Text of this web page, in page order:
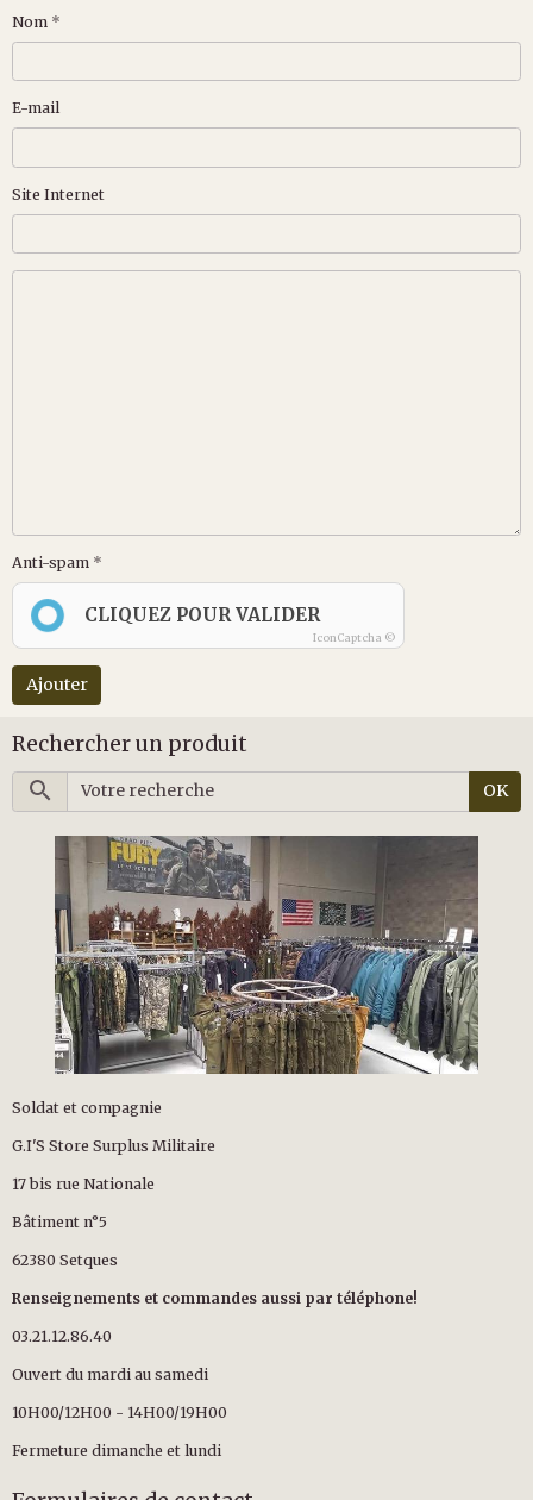
Nom
E-mail
Site Internet
Anti-spam
CLIQUEZ POUR VALIDER
IconCaptcha ©
Ajouter
Rechercher un produit
OK
Soldat et compagnie
G.I'S Store Surplus Militaire
17 bis rue Nationale
Bâtiment n°5
62380 Setques
Renseignements et commandes aussi par téléphone!
03.21.12.86.40
Ouvert du mardi au samedi
10H00/12H00 - 14H00/19H00
Fermeture dimanche et lundi